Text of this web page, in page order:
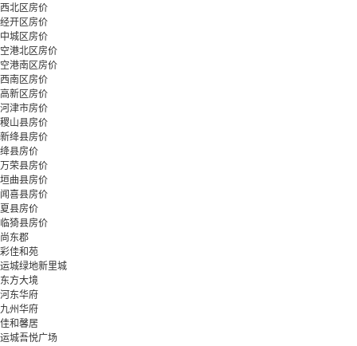
西北区房价
经开区房价
中城区房价
空港北区房价
空港南区房价
西南区房价
高新区房价
河津市房价
稷山县房价
新绛县房价
绛县房价
万荣县房价
垣曲县房价
闻喜县房价
夏县房价
临猗县房价
尚东郡
彩佳和苑
运城绿地新里城
东方大境
河东华府
九州华府
佳和馨居
运城吾悦广场